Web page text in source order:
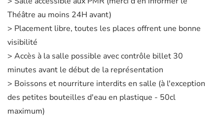
Théâtre au moins 24H avant)
> Placement libre, toutes les places offrent une bonne
visibilité
> Accès à la salle possible avec contrôle billet 30
minutes avant le début de la représentation
> Boissons et nourriture interdits en salle (à l'exception
des petites bouteilles d'eau en plastique - 50cl
maximum)